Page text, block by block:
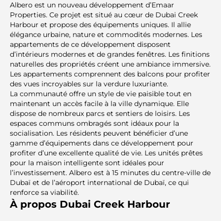
Albero est un nouveau développement d’Emaar
Properties. Ce projet est situé au cœur de Dubai Creek
Harbour et propose des équipements uniques. Il allie
élégance urbaine, nature et commodités modernes. Les
appartements de ce développement disposent
d’intérieurs modernes et de grandes fenêtres. Les finitions
naturelles des propriétés créent une ambiance immersive.
Les appartements comprennent des balcons pour profiter
des vues incroyables sur la verdure luxuriante.
La communauté offre un style de vie paisible tout en
maintenant un accès facile à la ville dynamique. Elle
dispose de nombreux parcs et sentiers de loisirs. Les
espaces communs ombragés sont idéaux pour la
socialisation. Les résidents peuvent bénéficier d’une
gamme d’équipements dans ce développement pour
profiter d’une excellente qualité de vie. Les unités prêtes
pour la maison intelligente sont idéales pour
l’investissement. Albero est à 15 minutes du centre-ville de
Dubaï et de l’aéroport international de Dubaï, ce qui
renforce sa viabilité.
À propos Dubai Creek Harbour